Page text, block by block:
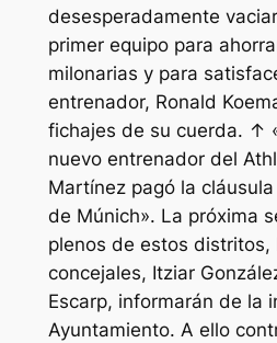
desesperadamente
primer equipo para
milonarias y para
entrenador, Ronald
fichajes de su cuerda. ↑
nuevo entrenador del
Martínez pagó la
de Múnich». La próxima
plenos de estos distritos,
concejales, Itziar
Escarp, informarán de la
Ayuntamiento. A ello